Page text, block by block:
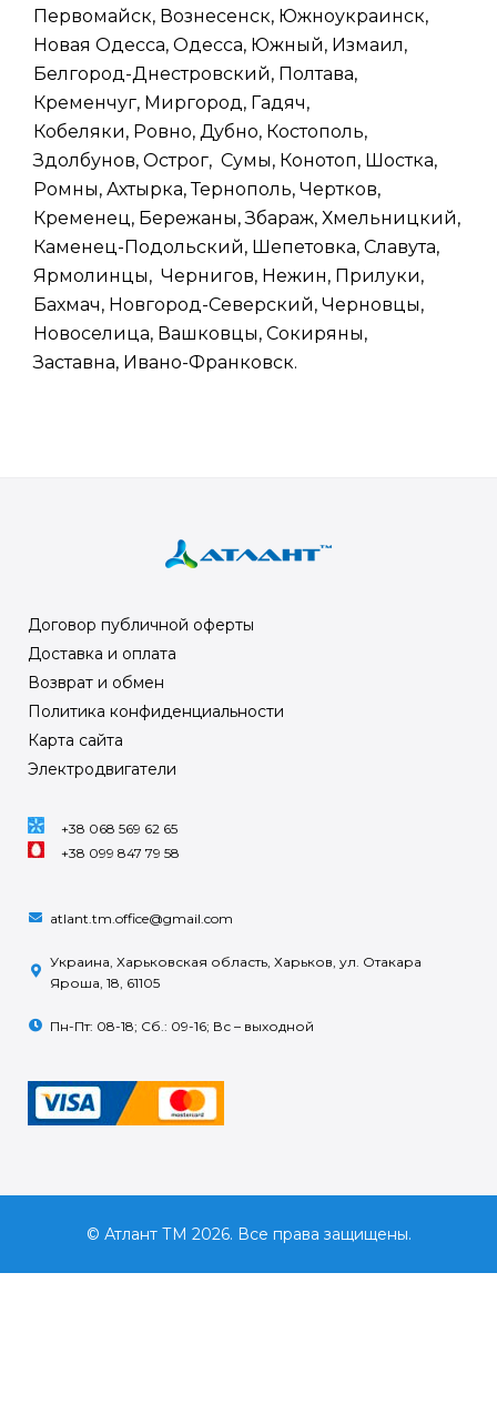
Первомайск, Вознесенск, Южноукраинск,
Новая Одесса, Одесса, Южный, Измаил,
Белгород-Днестровский, Полтава,
Кременчуг, Миргород, Гадяч,
Кобеляки, Ровно, Дубно, Костополь,
Здолбунов, Острог, Сумы, Конотоп, Шостка,
Ромны, Ахтырка, Тернополь, Чертков,
Кременец, Бережаны, Збараж, Хмельницкий,
Каменец-Подольский, Шепетовка, Славута,
Ярмолинцы, Чернигов, Нежин, Прилуки,
Бахмач, Новгород-Северский, Черновцы,
Новоселица, Вашковцы, Сокиряны,
Заставна, Ивано-Франковск.
Договор публичной оферты
Доставка и оплата
Возврат и обмен
Политика конфиденциальности
Карта сайта
Электродвигатели
+38 068 569 62 65
+38 099 847 79 58
atlant.tm.office@gmail.com
Украина, Харьковская область, Харьков, ул. Отакара
Яроша, 18, 61105
Пн-Пт: 08-18; Сб.: 09-16; Вс – выходной
© Атлант ТМ 2026. Все права защищены.